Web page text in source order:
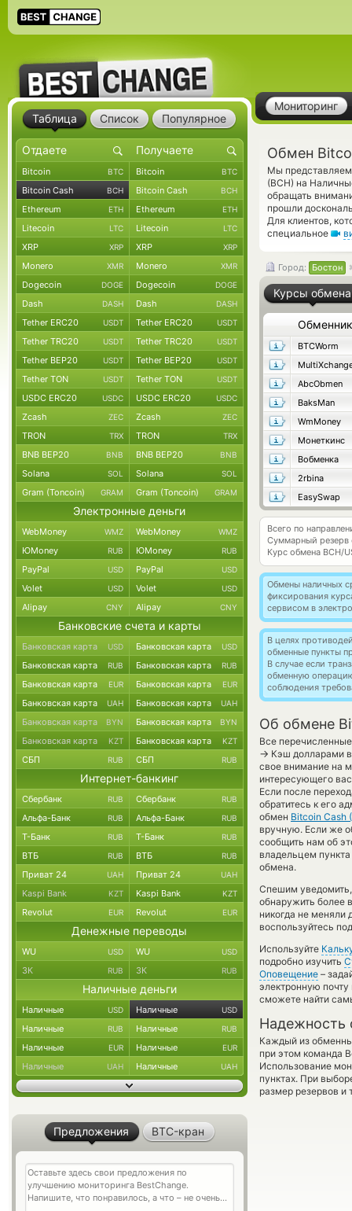
Мониторинг
Обмен
Мы представляем
(BCH) на
обращать
прошли
Для клиентов,
специальное
Город: Бостон
Курсы обмена
Обменник
BTCWorm
AbcObmen
BaksMan
WmMoney
Монеткинс
Вобменка
2rbina
EasySwap
Всего по
Суммарный резерв
Курс обмена BCH/
Обмены наличных
фиксирования
сервисом в
В целях
обменные пункты
В случае если
обменную
соблюдения
Об обмене
Все
→ Кэш долларами
свое внимание на
интересующего
Если после
обратитесь к его
обмен Bitcoin Cash
вручную. Если же
сообщить нам об
владельцем
обмена.
Спешим
обнаружить более
никогда не меняли
воспользуйтесь
Используйте
подробно изучить
Оповещение –
электронную
сможете найти
Надежность
Каждый из
при этом команда
Использование
пунктах. При
размер резервов и
Таблица Список Популярное
Bitcoin BTC Bitcoin BTC
Bitcoin Cash BCH Bitcoin Cash BCH
Ethereum ETH Ethereum ETH
Litecoin LTC Litecoin LTC
XRP XRP XRP XRP
Monero XMR Monero XMR
Dogecoin DOGE Dogecoin DOGE
Dash DASH Dash DASH
Tether ERC20 USDT Tether ERC20 USDT
Tether TRC20 USDT Tether TRC20 USDT
Tether BEP20 USDT Tether BEP20 USDT
Tether TON USDT Tether TON USDT
USDC ERC20 USDC USDC ERC20 USDC
Zcash ZEC Zcash ZEC
TRON TRX TRON TRX
BNB BEP20 BNB BNB BEP20 BNB
Solana SOL Solana SOL
Gram (Toncoin) GRAM Gram (Toncoin) GRAM
Электронные деньги
WebMoney WMZ WebMoney WMZ
ЮMoney RUB ЮMoney RUB
PayPal USD PayPal USD
Volet USD Volet USD
Alipay CNY Alipay CNY
Банковские счета и карты
Банковская карта USD Банковская карта USD
Банковская карта RUB Банковская карта RUB
Банковская карта EUR Банковская карта EUR
Банковская карта UAH Банковская карта UAH
Банковская карта BYN Банковская карта BYN
Банковская карта KZT Банковская карта KZT
СБП RUB СБП RUB
Интернет-банкинг
Сбербанк RUB Сбербанк RUB
Альфа-Банк RUB Альфа-Банк RUB
Т-Банк RUB Т-Банк RUB
ВТБ RUB ВТБ RUB
Приват 24 UAH Приват 24 UAH
Kaspi Bank KZT Kaspi Bank KZT
Revolut EUR Revolut EUR
Денежные переводы
WU USD WU USD
ЗК RUB ЗК RUB
Наличные деньги
Наличные USD Наличные USD
Наличные RUB Наличные RUB
Наличные EUR Наличные EUR
Наличные UAH Наличные UAH
Предложения BTC-кран